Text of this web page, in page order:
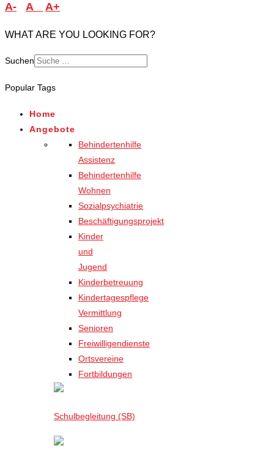
A- A A+
WHAT ARE YOU LOOKING FOR?
Suchen
for results.
Popular Tags
Home
Angebote
Behindertenhilfe
Assistenz
Behindertenhilfe
Wohnen
Sozialpsychiatrie
Beschäftigungsprojekt
Kinder
und
Jugend
Kinderbetreuung
Kindertagespflege
Vermittlung
Senioren
Freiwilligendienste
Ortsvereine
Fortbildungen
Schulbegleitung (SB)